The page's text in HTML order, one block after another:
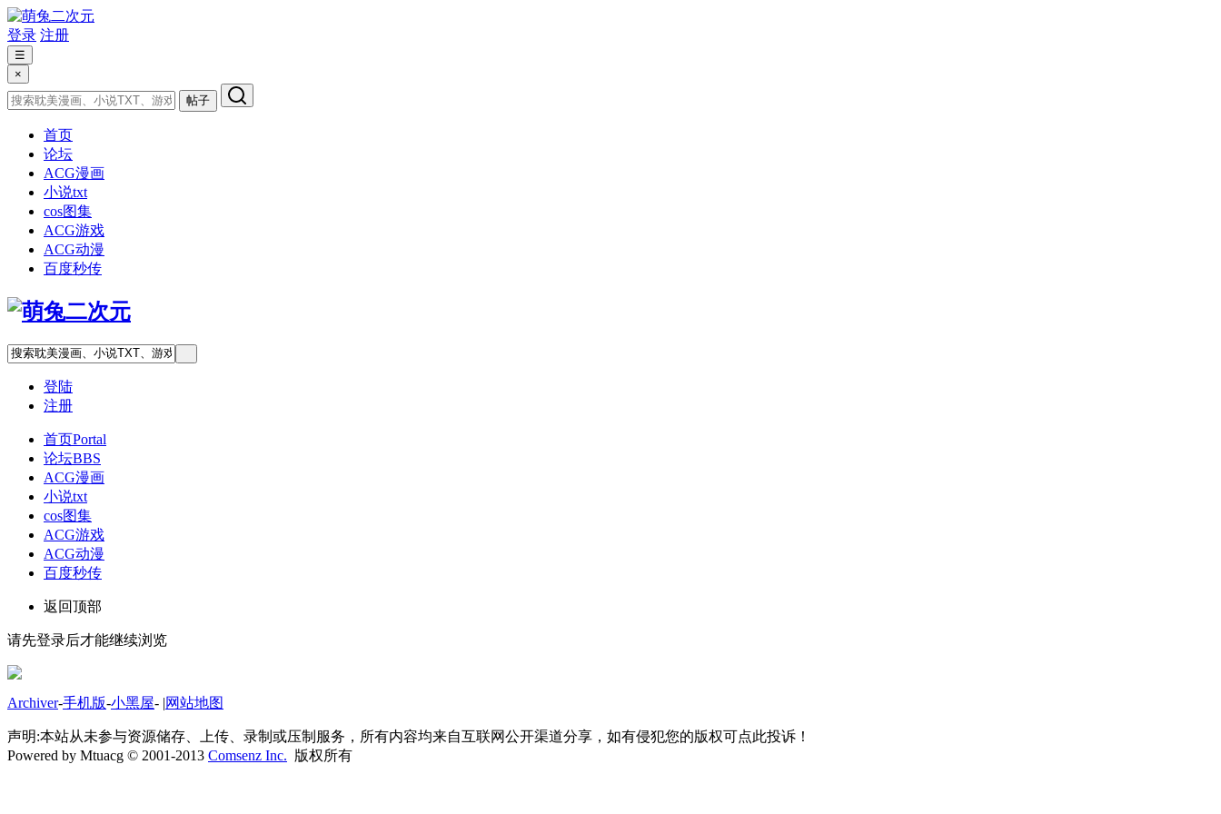
登录 注册
☰
×
帖子
首页
论坛
ACG漫画
小说txt
cos图集
ACG游戏
ACG动漫
百度秒传
登陆
注册
首页Portal
论坛BBS
ACG漫画
小说txt
cos图集
ACG游戏
ACG动漫
百度秒传
返回顶部
请先登录后才能继续浏览
Archiver-手机版-小黑屋- |网站地图
声明:本站从未参与资源储存、上传、录制或压制服务，所有内容均来自互联网公开渠道分享，如有侵犯您的版权可点此投诉！
Powered by Mtuacg © 2001-2013 Comsenz Inc. 版权所有